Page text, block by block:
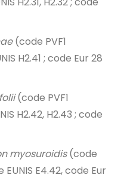
(code PVF1
H2.41 ; code Eur 28
(code PVF1
H2.42, H2.43 ; code
myosuroidis(code
EUNIS E4.42, code Eur